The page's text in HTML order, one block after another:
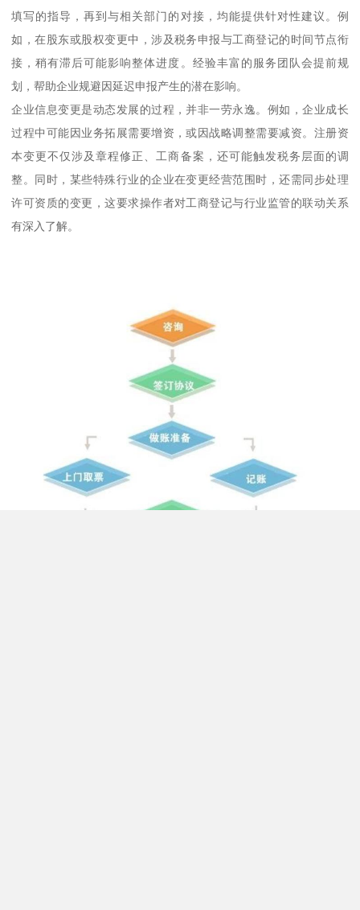
填写的指导，再到与相关部门的对接，均能提供针对性建议。例
如，在股东或股权变更中，涉及税务申报与工商登记的时间节点衔
接，稍有滞后可能影响整体进度。经验丰富的服务团队会提前规
划，帮助企业规避因延迟申报产生的潜在影响。
企业信息变更是动态发展的过程，并非一劳永逸。例如，企业成长
过程中可能因业务拓展需要增资，或因战略调整需要减资。注册资
本变更不仅涉及章程修正、工商备案，还可能触发税务层面的调
整。同时，某些特殊行业的企业在变更经营范围时，还需同步处理
许可资质的变更，这要求操作者对工商登记与行业监管的联动关系
有深入了解。